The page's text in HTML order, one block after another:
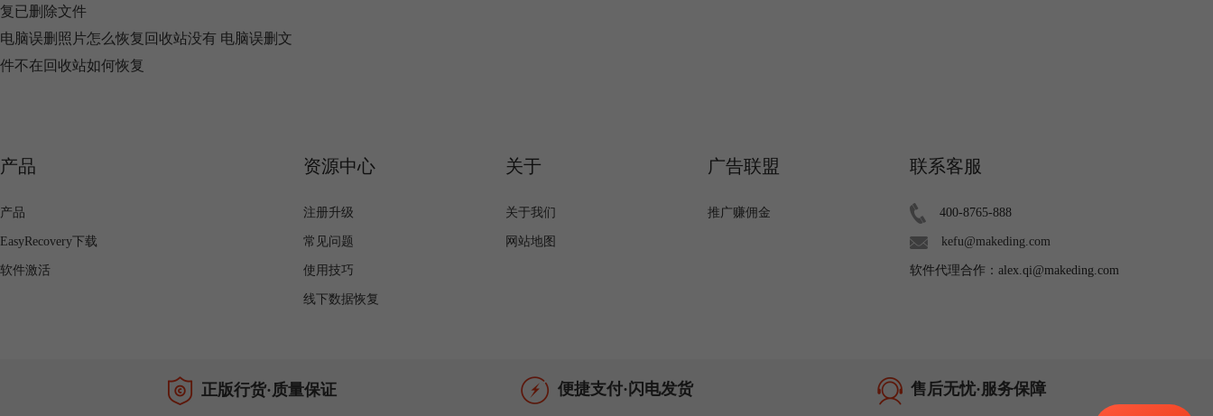
复已删除文件
电脑误删照片怎么恢复回收站没有 电脑误删文
件不在回收站如何恢复
产品
产品
EasyRecovery下载
软件激活
资源中心
注册升级
常见问题
使用技巧
线下数据恢复
关于
关于我们
网站地图
广告联盟
推广赚佣金
联系客服
400-8765-888
kefu@makeding.com
软件代理合作：alex.qi@makeding.com
正版行货·质量保证 便捷支付·闪电发货 售后无忧·服务保障